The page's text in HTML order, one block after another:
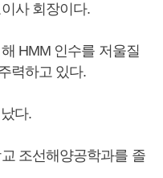
사 회장이다.
HMM 인수를 저울질
력하고 있다.
다.
조선해양공학과를 졸